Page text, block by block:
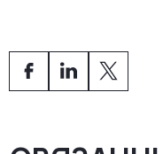
подрядчик сам
подачи и отвечает
поручений.